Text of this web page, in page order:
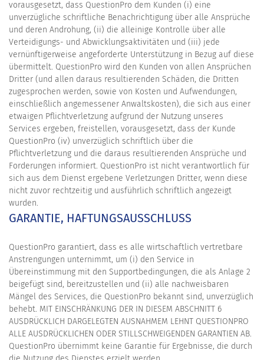
vorausgesetzt, dass QuestionPro dem Kunden (i) eine
unverzügliche schriftliche Benachrichtigung über alle Ansprüche
und deren Androhung, (ii) die alleinige Kontrolle über alle
Verteidigungs- und Abwicklungsaktivitäten und (iii) jede
vernünftigerweise angeforderte Unterstützung in Bezug auf diese
übermittelt. QuestionPro wird den Kunden von allen Ansprüchen
Dritter (und allen daraus resultierenden Schäden, die Dritten
zugesprochen werden, sowie von Kosten und Aufwendungen,
einschließlich angemessener Anwaltskosten), die sich aus einer
etwaigen Pflichtverletzung aufgrund der Nutzung unseres
Services ergeben, freistellen, vorausgesetzt, dass der Kunde
QuestionPro (iv) unverzüglich schriftlich über die
Pflichtverletzung und die daraus resultierenden Ansprüche und
Forderungen informiert. QuestionPro ist nicht verantwortlich für
sich aus dem Dienst ergebene Verletzungen Dritter, wenn diese
nicht zuvor rechtzeitig und ausführlich schriftlich angezeigt
wurden.
GARANTIE, HAFTUNGSAUSSCHLUSS
QuestionPro garantiert, dass es alle wirtschaftlich vertretbare
Anstrengungen unternimmt, um (i) den Service in
Übereinstimmung mit den Supportbedingungen, die als Anlage 2
beigefügt sind, bereitzustellen und (ii) alle nachweisbaren
Mängel des Services, die QuestionPro bekannt sind, unverzüglich
behebt. MIT EINSCHRÄNKUNG DER IN DIESEM ABSCHNITT 6
AUSDRÜCKLICH DARGELEGTEN AUSNAHMEM LEHNT QUESTIONPRO
ALLE AUSDRÜCKLICHEN ODER STILLSCHWEIGENDEN GARANTIEN AB.
QuestionPro übernimmt keine Garantie für Ergebnisse, die durch